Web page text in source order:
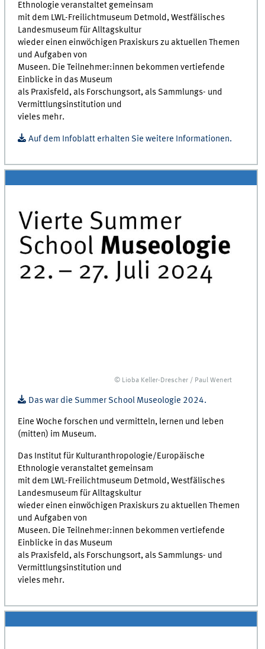
Ethnologie veranstaltet gemeinsam
mit dem LWL-Freilichtmuseum Detmold, Westfälisches
Landesmuseum für Alltagskultur
wieder einen einwöchigen Praxiskurs zu aktuellen Themen
und Aufgaben von
Museen. Die Teilnehmer:innen bekommen vertiefende
Einblicke in das Museum
als Praxisfeld, als Forschungsort, als Sammlungs- und
Vermittlungsinstitution und
vieles mehr.
Auf dem Infoblatt erhalten Sie weitere Informationen.
© Lioba Keller-Drescher / Paul Wenert
Das war die Summer School Museologie 2024.
Eine Woche forschen und vermitteln, lernen und leben
(mitten) im Museum.
Das Institut für Kulturanthropologie/Europäische
Ethnologie veranstaltet gemeinsam
mit dem LWL-Freilichtmuseum Detmold, Westfälisches
Landesmuseum für Alltagskultur
wieder einen einwöchigen Praxiskurs zu aktuellen Themen
und Aufgaben von
Museen. Die Teilnehmer:innen bekommen vertiefende
Einblicke in das Museum
als Praxisfeld, als Forschungsort, als Sammlungs- und
Vermittlungsinstitution und
vieles mehr.